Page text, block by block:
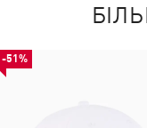
-51%